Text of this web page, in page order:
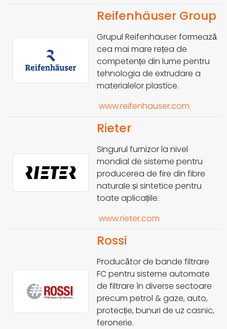
Reifenhäuser Group
Grupul Reifenhäuser formează
cea mai mare rețea de
competențe din lume pentru
tehnologia de extrudare a
materialelor plastice.
www.reifenhauser.com
Rieter
Singurul furnizor la nivel
mondial de sisteme pentru
producerea de fire din fibre
naturale și sintetice pentru
toate aplicațiile.
www.rieter.com
Rossi
Producător de bande filtrare
FC pentru sisteme automate
de filtrare în diverse sectoare
precum petrol & gaze, auto,
protecție, bunuri de uz casnic,
feronerie.